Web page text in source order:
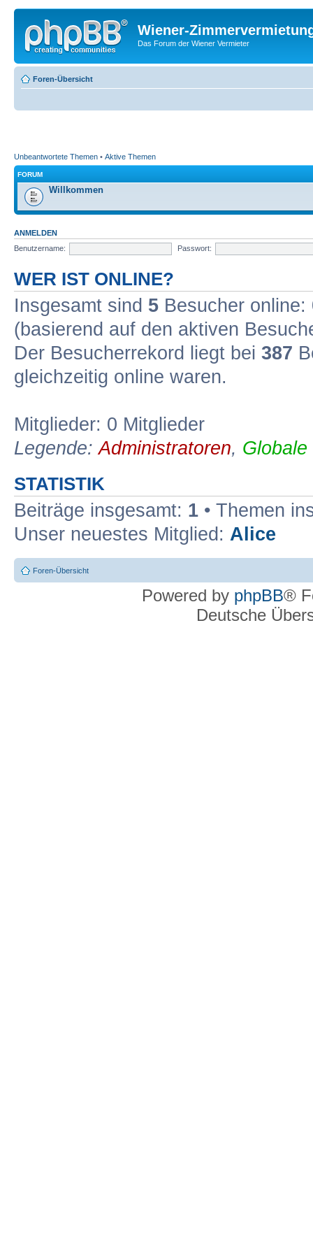
Wiener-
Das Forum der Wiener Vermieter
Foren-Übersicht
Unbeantwortete Themen • Aktive Themen
FORUM
Willkommen
ANMELDEN
Benutzername:
Passwort:
WER IST ONLINE?
Insgesamt sind 5 Besucher
(basierend auf den aktiven
Der Besucherrekord liegt bei 387
gleichzeitig online waren.
Mitglieder: 0 Mitglieder
Legende:Administratoren,
STATISTIK
Beiträge insgesamt: 1 • Themen
Unser neuestes Mitglied: Alice
Foren-Übersicht
Powered by phpBB®
Deutsche